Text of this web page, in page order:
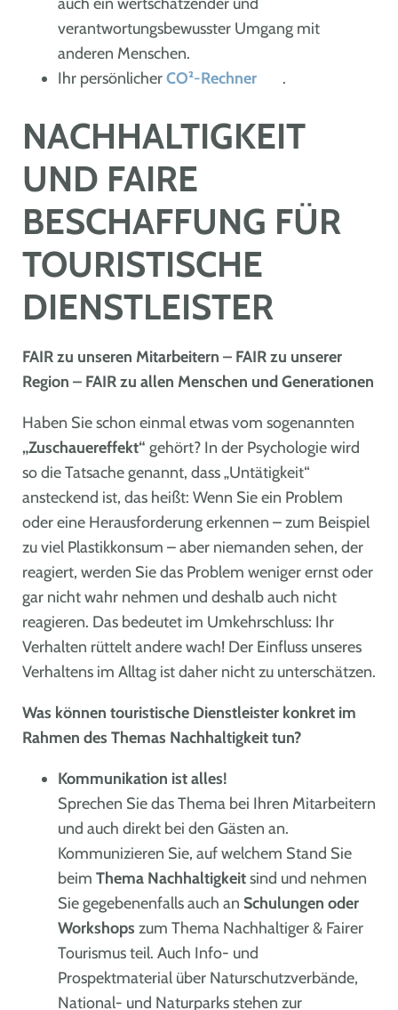
verantwortungsbewusster Umgang mit
anderen Menschen.
Ihr persönlicherCO²-Rechner .
NACHHALTIGKEIT
UND FAIRE
BESCHAFFUNG FÜR
TOURISTISCHE
DIENSTLEISTER
FAIR zu unseren Mitarbeitern – FAIR zu unserer
Region – FAIR zu allen Menschen und Generationen
Haben Sie schon einmal etwas vom sogenannten
„Zuschauereffekt“ gehört? In der Psychologie wird
so die Tatsache genannt, dass „Untätigkeit“
ansteckend ist, das heißt: Wenn Sie ein Problem
oder eine Herausforderung erkennen – zum Beispiel
zu viel Plastikkonsum – aber niemanden sehen, der
reagiert, werden Sie das Problem weniger ernst oder
gar nicht wahr nehmen und deshalb auch nicht
reagieren. Das bedeutet im Umkehrschluss: Ihr
Verhalten rüttelt andere wach! Der Einfluss unseres
Verhaltens im Alltag ist daher nicht zu unterschätzen.
Was können touristische Dienstleister konkret im
Rahmen des Themas Nachhaltigkeit tun?
Kommunikation ist alles!
Sprechen Sie das Thema bei Ihren Mitarbeitern
und auch direkt bei den Gästen an.
Kommunizieren Sie, auf welchem Stand Sie
beim Thema Nachhaltigkeitsind und nehmen
Sie gegebenenfalls auch an Schulungen oder
Workshops zum Thema Nachhaltiger & Fairer
Tourismus teil. Auch Info- und
Prospektmaterial über Naturschutzverbände,
National- und Naturparks stehen zur